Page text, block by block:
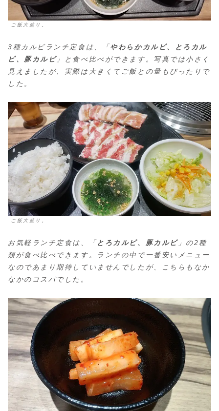
ご飯大盛り。
3種カルビランチ定食は、「 やわらかカルビ、とろカル
ビ、豚カルビ」と食べ比べができます。写真では小さく
見えましたが、実際は大きくてご飯との量もぴったりで
した。
ご飯大盛り。
お気軽ランチ定食は、「 とろカルビ、豚カルビ」の2種
類が食べ比べできます。ランチの中で一番安いメニュー
なのであまり期待していませんでしたが、こちらもなか
なかのコスパでした。